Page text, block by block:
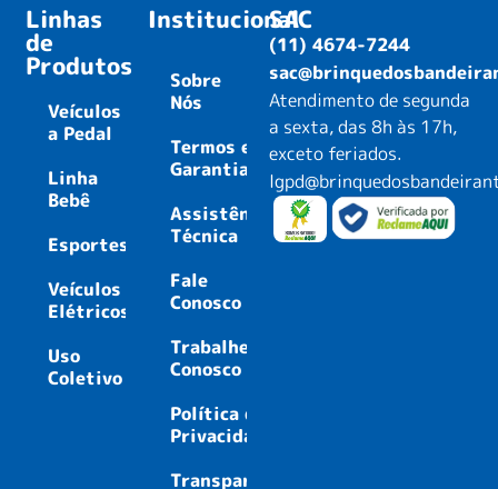
Linhas
de
Produtos
Veículos
a Pedal
Linha
Bebê
Esportes
Veículos
Elétricos
Uso
Coletivo
Institucional
Sobre
Nós
Termos e
Garantias
Assistência
Técnica
Fale
Conosco
Trabalhe
Conosco
Política de
Privacidade
Transparência
SAC
(11) 4674-7244
Atendimento de segunda
a sexta, das 8h às 17h,
exceto feriados.